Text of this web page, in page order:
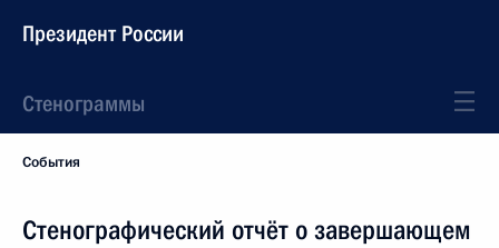
Президент России
Стенограммы
События
Стенографический отчёт о завершающем